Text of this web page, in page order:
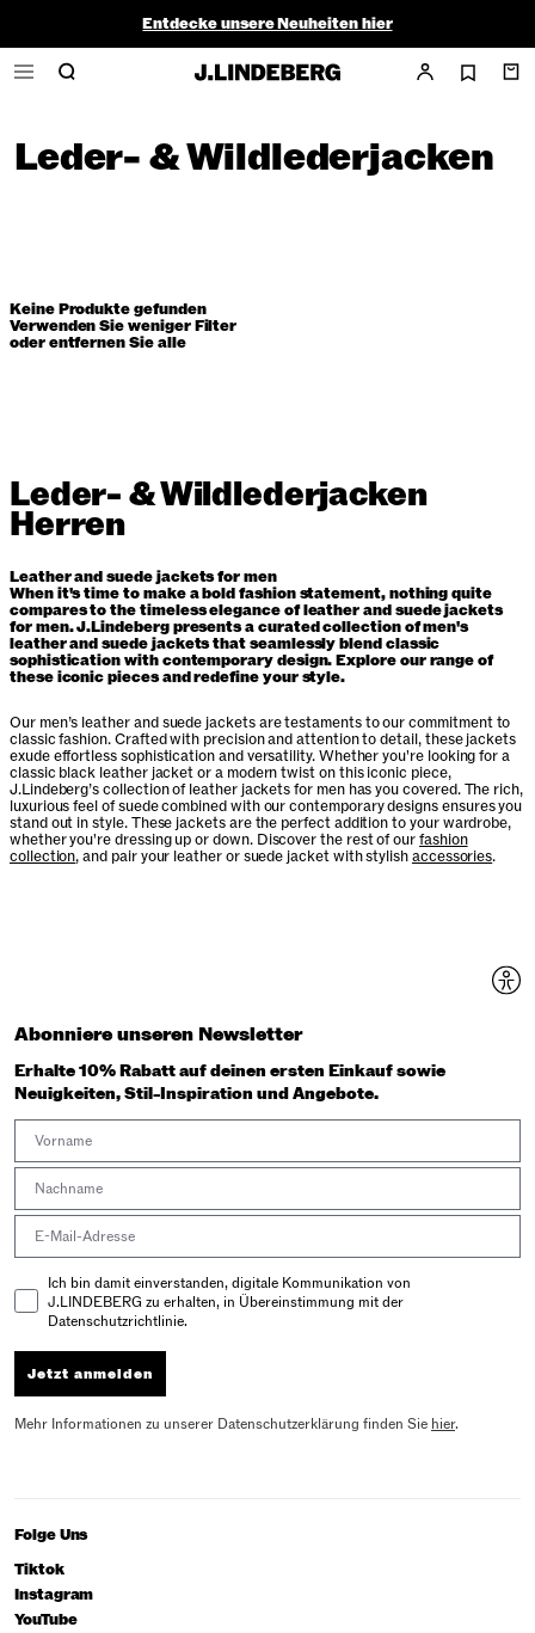
Entdecke unsere Neuheiten hier
Golf Sale |Herren|Damen
Leder- & Wildlederjacken
Keine Produkte gefunden
Verwenden Sie weniger Filter
oderentfernen Sie alle
Leder- & Wildlederjacken
Herren
Leather and suede jackets for men
When it's time to make a bold fashion statement, nothing quite
compares to the timeless elegance of leather and suede jackets
for men. J.Lindeberg presents a curated collection of men's
leather and suede jackets that seamlessly blend classic
sophistication with contemporary design. Explore our range of
these iconic pieces and redefine your style.
Our men’s leather and suede jackets are testaments to our commitment to
classic fashion. Crafted with precision and attention to detail, these jackets
exude effortless sophistication and versatility. Whether you're looking for a
classic black leather jacket or a modern twist on this iconic piece,
J.Lindeberg’s collection of leather jackets for men has you covered. The rich,
luxurious feel of suede combined with our contemporary designs ensures you
stand out in style. These jackets are the perfect addition to your wardrobe,
whether you're dressing up or down. Discover the rest of ourfashion
collection, and pair your leather or suede jacket with stylishaccessories.
Folge Uns
Tiktok
Instagram
YouTube
Abonniere unseren Newsletter
Erhalte 10% Rabatt auf deinen ersten Einkauf sowie
Neuigkeiten, Stil-Inspiration und Angebote.
Email Consent
Ich bin damit einverstanden, digitale Kommunikation von
J.LINDEBERG zu erhalten, in Übereinstimmung mit der
Datenschutzrichtlinie.
Jetzt anmelden
Mehr Informationen zu unserer Datenschutzerklärung finden Sie hier.